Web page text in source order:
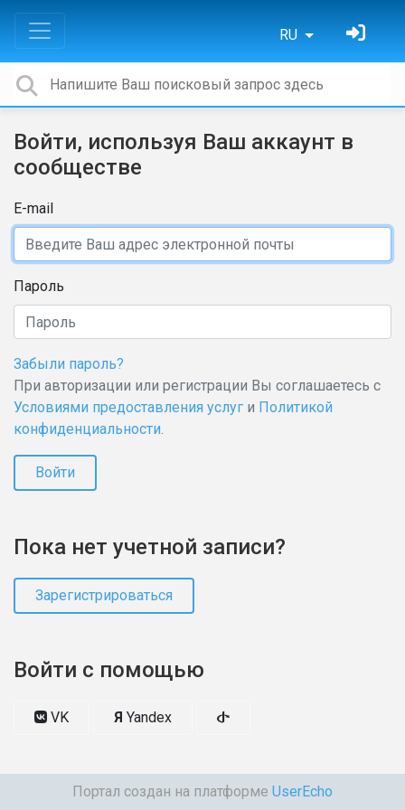
RU
Войти, используя Ваш аккаунт в
сообществе
E-mail
Пароль
Забыли пароль?
При авторизации или регистрации Вы соглашаетесь с
Условиями предоставления услуг и Политикой
конфиденциальности.
Войти
Пока нет учетной записи?
Зарегистрироваться
Войти с помощью
VK Я Yandex
Портал создан на платформе UserEcho